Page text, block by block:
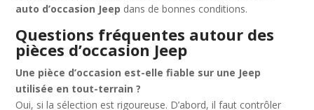
auto d’occasion Jeep dans de bonnes conditions.
Questions fréquentes autour des
pièces d’occasion Jeep
Une pièce d’occasion est-elle fiable sur une Jeep
utilisée en tout-terrain ?
Oui, si la sélection est rigoureuse. D’abord, il faut contrôler